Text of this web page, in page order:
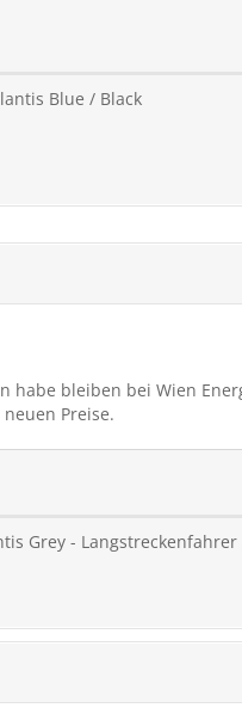
die Altverträge nicht
Blue / Black
habe bleiben bei Wien
Preise.
Grey -